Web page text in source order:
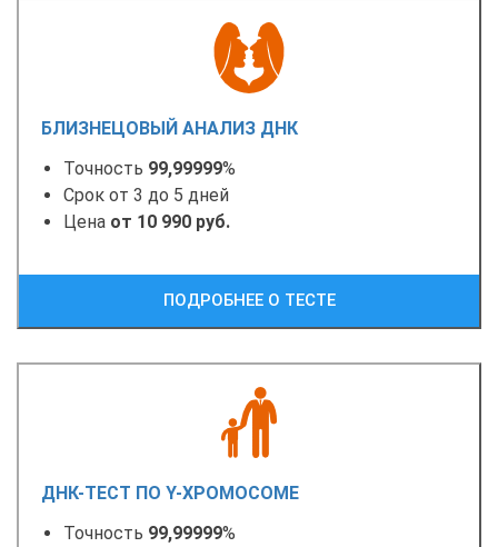
БЛИЗНЕЦОВЫЙ АНАЛИЗ ДНК
Точность 99,99999%
Срок от 3 до 5 дней
Цена от 10 990 руб.
ПОДРОБНЕЕ О ТЕСТЕ
ДНК-ТЕСТ ПО Y-ХРОМОСОМЕ
Точность 99,99999%